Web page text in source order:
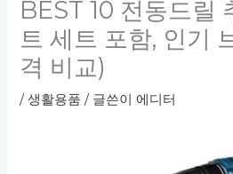
BEST 10 전동드릴
트 세트 포함, 인기
격 비교)
/생활용품 / 글쓴이 에디터